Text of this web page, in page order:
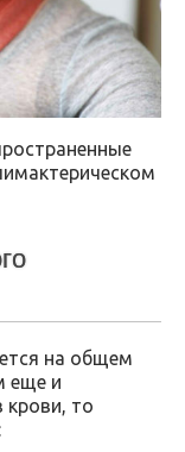
на общем
еще и
крови, то